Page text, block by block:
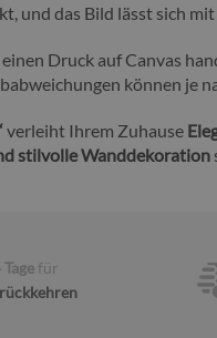
und das Bild lässt sich
einen Druck auf Canvas
können
verleiht Ihrem Zuhause
stilvolle Wanddekoration
Tagefür